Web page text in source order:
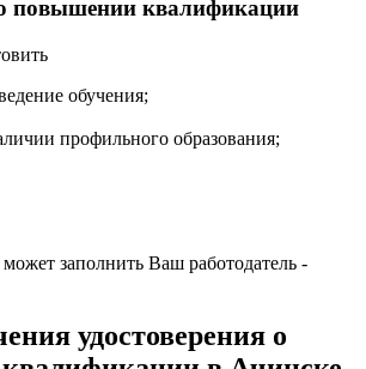
о повышении квалификации
обучения;
профильного образования;
заполнить Ваш работодатель -
удостоверения о